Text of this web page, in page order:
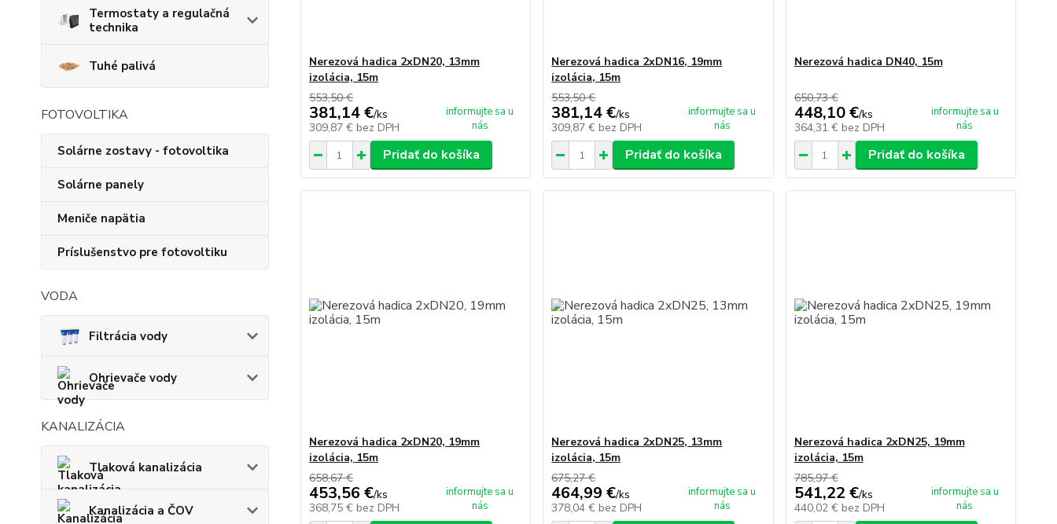
Termostaty a regulačná
technika
Tuhé palivá
FOTOVOLTIKA
Solárne zostavy - fotovoltika
Solárne panely
Meniče napätia
Príslušenstvo pre fotovoltiku
VODA
Filtrácia vody
Ohrievače vody
KANALIZÁCIA
Tlaková kanalizácia
Kanalizácia a ČOV
Nerezová hadica 2xDN20, 13mm
izolácia, 15m
553,50 €
381,14 €/ks
309,87 € bez DPH
informujte sa u
nás
Pridať do košíka
Nerezová hadica 2xDN16, 19mm
izolácia, 15m
553,50 €
381,14 €/ks
309,87 € bez DPH
informujte sa u
nás
Pridať do košíka
Nerezová hadica DN40, 15m
650,73 €
448,10 €/ks
364,31 € bez DPH
informujte sa u
nás
Pridať do košíka
Nerezová hadica 2xDN20, 19mm
izolácia, 15m
658,67 €
453,56 €/ks
368,75 € bez DPH
informujte sa u
nás
Nerezová hadica 2xDN25, 13mm
izolácia, 15m
675,27 €
464,99 €/ks
378,04 € bez DPH
informujte sa u
nás
Nerezová hadica 2xDN25, 19mm
izolácia, 15m
785,97 €
541,22 €/ks
440,02 € bez DPH
informujte sa u
nás